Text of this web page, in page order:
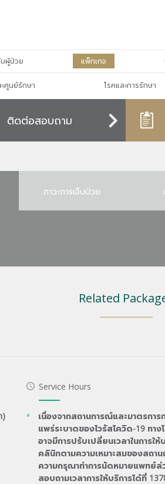
ผู้ป่วย แพ็กเกจ
ศูนย์รักษา โรคและการรักษา
ติดต่อสอบถาม
ภาวะการเจ็บป่วย
Related
Service Hours
เนื่องจากสถานการณ์และมาตรการ
แพร่ระบาดของไวรัสโควิด-19 ทาง
อาจมีการปรับเปลี่ยนเวลาในการใ
คลินิกตามความเหมาะสมของสถา
ความกรุณาทำการนัดหมายแพทย์ล่
สอบถามเวลาการให้บริการได้ที่